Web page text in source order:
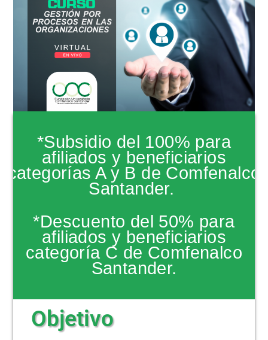
BIENESTAR
BIBLIOTECA
INVESTIGACIONES
EDUCACIÓN CONTINUA
NOTICIAS
*Subsidio del 100% para
afiliados y beneficiarios
categorías A y B de Comfenalco
Santander.
*Descuento del 50% para
afiliados y beneficiarios
categoría C de Comfenalco
Santander.
Objetivo